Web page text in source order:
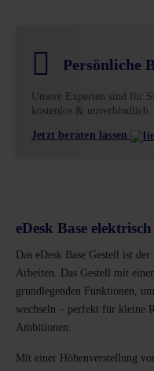
Persönliche
Unsere Experten sind für
kostenlos & unverbindlich.
Jetzt beraten lassen
eDesk Base
Das eDesk Base Gestell ist
Arbeiten. Das Gestell mit
grundlegenden Funktionen,
wechseln – perfekt für kleine
Ambitionen.
Mit einer Höhenverstellung